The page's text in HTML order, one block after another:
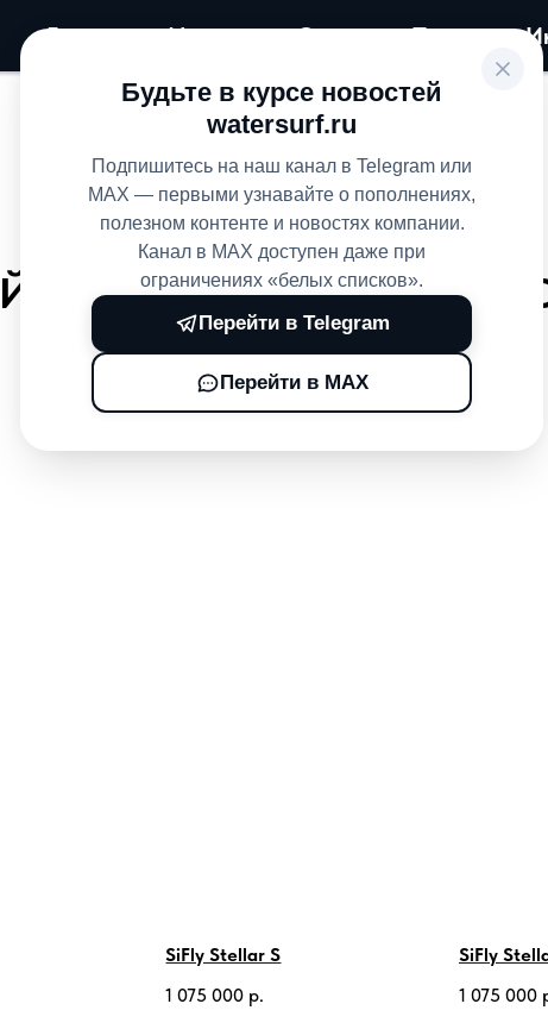
Главная Магазин Сервис Прокат
Будьте в курсе новостей
watersurf.ru
Подпишитесь на наш канал в Telegram или
MAX — первыми узнавайте о пополнениях,
полезном контенте и новостях компании.
Канал в MAX доступен даже при
ограничениях «белых списков».
Перейти в Telegram
Перейти в MAX
Главная » Магазин
SIFLY КУПИТЬ –
EFOIL ОТ СИФЛАЙ
SiFly Stellar S
1 075 000 р.
SiFly
1 075 000